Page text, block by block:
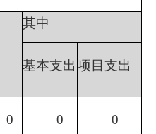
其中
基本支出 项目支出
0 0 0